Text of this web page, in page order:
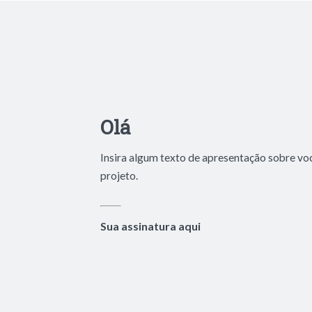
Olá
Insira algum texto de apresentação sobre
projeto.
Sua assinatura aqui